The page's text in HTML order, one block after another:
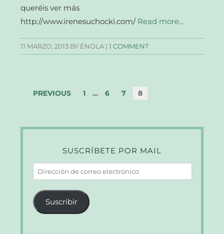
queréis ver más
http://www.irenesuchocki.com/ Read more…
11 MARZO, 2013 BY ÉNOLA |1 COMMENT
PREVIOUS 1 … 6 7 8
SUSCRÍBETE POR MAIL
Dirección
de
correo
electrónico
Suscribir